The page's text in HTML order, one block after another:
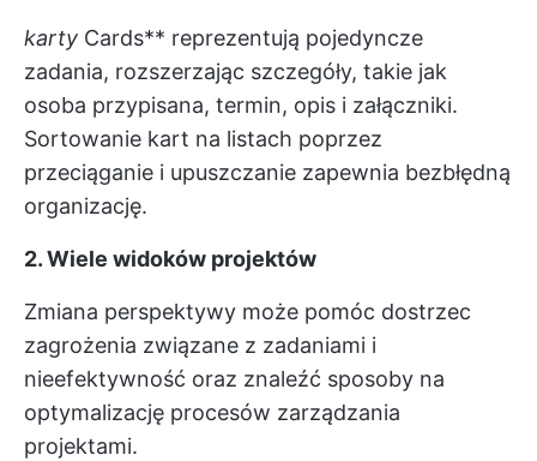
karty Cards** reprezentują pojedyncze
zadania, rozszerzając szczegóły, takie jak
osoba przypisana, termin, opis i załączniki.
Sortowanie kart na listach poprzez
przeciąganie i upuszczanie zapewnia bezbłędną
organizację.
2. Wiele widoków projektów
Zmiana perspektywy może pomóc dostrzec
zagrożenia związane z zadaniami i
nieefektywność oraz znaleźć sposoby na
optymalizację procesów zarządzania
projektami.